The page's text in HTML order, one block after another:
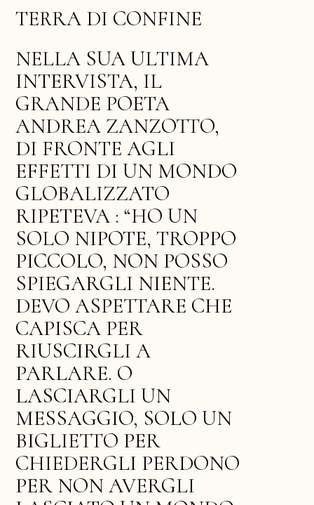
TERRA DI CONFINE
NELLA SUA ULTIMA
INTERVISTA, IL
GRANDE POETA
ANDREA ZANZOTTO,
DI FRONTE AGLI
EFFETTI DI UN MONDO
GLOBALIZZATO
RIPETEVA : “HO UN
SOLO NIPOTE, TROPPO
PICCOLO, NON POSSO
SPIEGARGLI NIENTE.
DEVO ASPETTARE CHE
CAPISCA PER
RIUSCIRGLI A
PARLARE. O
LASCIARGLI UN
MESSAGGIO, SOLO UN
BIGLIETTO PER
CHIEDERGLI PERDONO
PER NON AVERGLI